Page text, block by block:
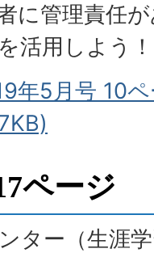
に管理責任
活用しよう！
年5月号 10
ページ
ター（生涯